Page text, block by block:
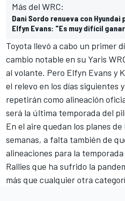
Más del WRC:
Dani Sordo renueva con Hyundai
Elfyn Evans: "Es muy difícil
Toyota llevó a cabo un primer
cambio notable en su Yaris
al volante. Pero Elfyn Evans y
el relevo en los días siguientes
repetirán como alineación
será la última temporada del
En el aire quedan los planes de
semanas, a falta también de
alineaciones para la
Rallies que ha sufrido la
más que cualquier otra